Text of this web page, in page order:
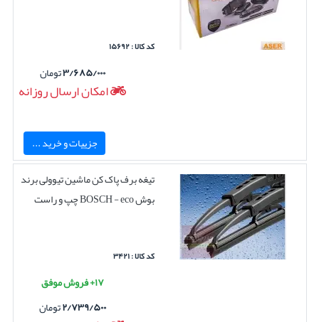
کد کالا : ۱۵۶۹۲
۳/۶۸۵/۰۰۰تومان
امکان ارسال روزانه
جزییات و خرید ...
تیغه برف پاک کن ماشین تیوولی برند
بوش BOSCH - eco چپ و راست
کد کالا : ۳۴۲۱
۱۷+ فروش موفق
۲/۷۳۹/۵۰۰تومان